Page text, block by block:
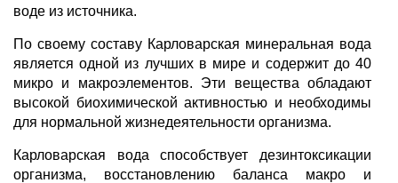
воде из источника.
По своему составу Карловарская минеральная вода
является одной из лучших в мире и содержит до 40
микро и макроэлементов. Эти вещества обладают
высокой биохимической активностью и необходимы
для нормальной жизнедеятельности организма.
Карловарская вода способствует дезинтоксикации
организма, восстановлению баланса макро и